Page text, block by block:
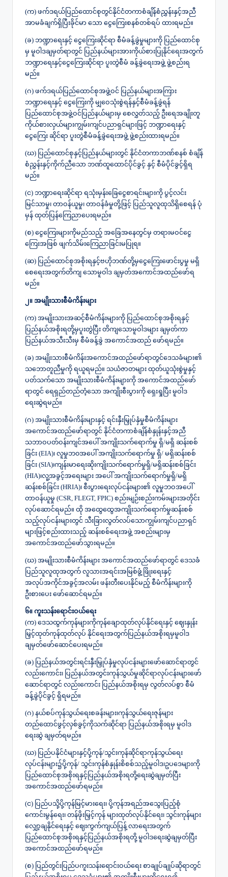
(က) ဖက်ဒရယ်ပြည်ထောင်စုတွင်နိုင်ငံတကာစံချိန်စံညွှန်းနှင့်အညီ
အာမခံချက်ရှိပြီးခိုင်မာ သော ငွေကြေးစနစ်တစ်ရပ် ထားရမည်။
(ခ) ဘဏ္ဍာရေးနှင့် ငွေကြေးဆိုင်ရာ စီမံခန့်ခွဲမှုများကို ပြည်ထောင်စု
မှ မူဝါဒချမှတ်ရာတွင် ပြည်နယ်များအားကိုယ်စားပြုနိုင်ရေးအတွက်
ဘဏ္ဍာရေးနှင့်ငွေကြေးဆိုင်ရာ ပူးတွဲစီမံ ခန့်ခွဲရေးအဖွဲ့ ဖွဲ့စည်းရ
မည်။
(ဂ) ဖက်ဒရယ်ပြည်ထောင်စုအဖွဲ့ဝင် ပြည်နယ်များအကြား
ဘဏ္ဍာရေးနှင့် ငွေကြေးကို မျှဝေသုံးစွဲရန်နှင့်စီမံခန့်ခွဲရန်
ပြည်ထောင်စုအဖွဲ့ဝင်ပြည်နယ်များမှ စေလွှတ်သည့် ဦးရေအချိုးတူ
ကိုယ်စားလှယ်များကျွမ်းကျင်ပညာရှင်များဖြင့် ဘဏ္ဍာရေးနှင့်
ငွေကြေး ဆိုင်ရာ ပူးတွဲစီမံခန့်ခွဲရေးအဖွဲ့ ဖွဲ့စည်းထားရမည်။
(ဃ) ပြည်ထောင်စုနှင့်ပြည်နယ်များတွင် နိုင်ငံတကာဘဏ်စနစ် စံချိန်
စံညွှန်းနှင့်ကိုက်ညီသော ဘဏ်ထူထောင်ပိုင်ခွင့် နှင့် စီမံပိုင်ခွင့်ရှိရ
မည်။
(င) ဘဏ္ဍာရေးဆိုင်ရာ ရသုံးမှန်းခြေငွေစာရင်းများကို ပွင့်လင်း
မြင်သာမှု၊ တာဝန်ယူမှု၊ တာဝန်ခံမှုတို့ဖြင့် ပြည်သူလူထုသိရှိစေရန် ပုံ
မှန် ထုတ်ပြန်ကြေညာပေးရမည်။
(စ) ငွေကြေးများကိုမည်သည့် အခြေအနေတွင်မှ တရားမဝင်ငွေ
ကြေးအဖြစ် ဖျက်သိမ်းကြေညာခြင်းမပြုရ။
(ဆ) ပြည်ထောင်စုအစိုးရနှင့်ဗဟိုဘဏ်တို့မှငွေကြေးဖောင်းပွမှု မရှိ
စေရေးအတွက်တိကျ သောမူဝါဒ ချမှတ်အကောင်အထည်ဖော်ရ
မည်။
၂။ အမျိုးသားစီမံကိန်းများ
(က) အမျိုးသားအဆင့်စီမံကိန်းများကို ပြည်ထောင်စုအစိုးရနှင့်
ပြည်နယ်အစိုးရတို့မှပူးတွဲပြီး တိကျသောမူဝါဒများ ချမှတ်ကာ
ပြည်နယ်အသီးသီးမှ စီမံခန့်ခွဲ အကောင်အထည် ဖော်ရမည်။
(ခ) အမျိုးသားစီမံကိန်းအကောင်အထည်ဖော်ရာတွင်ဒေသခံများ၏
သဘောတူညီမှုကို ရယူရမည်။ သယံဇာတများ ထုတ်ယူသုံးစွဲမှုနှင့်
ပတ်သက်သော အမျိုးသားစီမံကိန်းများကို အကောင်အထည်ဖော်
ရာတွင် ရေရှည်တည်တံ့သော အကျိုးစီးပွားကို ရှေးရှုပြီး မူဝါဒ
ရေးဆွဲရမည်။
(ဂ) အမျိုးသားစီမံကိန်းများနှင့် ရင်းနှီးမြှုပ်နှံမှုစီမံကိန်းများ
အကောင်အထည်ဖော်ရာတွင် နိုင်ငံတကာစံချိန်စံနှုန်းနှင့်အညီ
သဘာဝပတ်ဝန်းကျင်အပေါ် အကျိုးသက်ရောက်မှု ရှိ/မရှိ ဆန်းစစ်
ခြင်း (EIA)၊ လူမှုဘ၀အပေါ် အကျိုးသက်ရောက်မှု ရှိ/ မရှိဆန်းစစ်
ခြင်း (SIA)၊ကျန်းမာရေးဆိုးကျိုးသက်ရောက်မှုရှိ/မရှိဆန်းစစ်ခြင်း
(HIA)၊လူ့အခွင့်အရေးများ အပေါ် အကျိုးသက်ရောက်မှုရှိ/မရှိ
ဆန်းစစ်ခြင်း (HRIA)၊ စီးပွားရေးလုပ်ငန်းများ၏ လူမှုဘဝအပေါ်
တာဝန်ယူမှု (CSR, FLEGT, FPIC) စည်းမျဉ်းစည်းကမ်းများအတိုင်း
လုပ်ဆောင်ရမည်။ ထို အထွေထွေအကျိုးသက်ရောက်မှုဆန်းစစ်
သည့်လုပ်ငန်းများတွင် သီးခြားလွတ်လပ်သောကျွမ်းကျင်ပညာရှင်
များဖြင့်စည်းထားသည့် ဆန်းစစ်ရေးအဖွဲ့ အစည်းများမှ
အကောင်အထည်ဖော်သွားရမည်။
(ဃ) အမျိုးသားစီမံကိန်းများ အကောင်အထည်ဖော်ရာတွင် ဒေသခံ
ပြည်သူလူထုအတွက် လူသားအရင်းအမြစ်ဖွံ့ဖြိုးရေးနှင့်
အလုပ်အကိုင်အခွင့်အလမ်း ဖန်းတီးပေးနိုင်မည့် စီမံကိန်းများကို
ဦးစားပေး ဖော်ဆောင်ရမည်။
၆။ ကူးသန်းရောင်းဝယ်ရေး
(က) ဒေသထွက်ကုန်များကိုကုန်ချောထုတ်လုပ်နိုင်ရေးနှင့် ဈေးနှုန်း
မြှင့်ထုတ်ကုန်ထုတ်လုပ် နိုင်ရေးအတွက်ပြည်နယ်အစိုးရမှမူဝါဒ
ချမှတ်ဖော်ဆောင်ပေးရမည်။
(ခ) ပြည်နယ်အတွင်းရင်းနှီးမြှုပ်နှံမှုလုပ်ငန်းများဖော်ဆောင်ရာတွင်
လည်းကောင်း၊ ပြည်နယ်အတွင်းကုန်သွယ်မှုဆိုင်ရာလုပ်ငန်းများဖော်
ဆောင်ရာတွင် လည်းကောင်း ပြည်နယ်အစိုးရမှ လွတ်လပ်စွာ စီမံ
ခန့်ခွဲပိုင်ခွင့် ရှိရမည်။
(ဂ) နယ်စပ်ကုန်သွယ်ရေးစခန်းများ၊ကုန်သွယ်ရေးဇုန်များ
တည်ထောင်ဖွင့်လှစ်ခွင့်ကိုသက်ဆိုင်ရာ ပြည်နယ်အစိုးရမှ မူဝါဒ
ရေးဆွဲ ချမှတ်ရမည်။
(ဃ) ပြည်ပနိုင်ငံများနှင့်ပို့ကုန်/သွင်းကုန်ဆိုင်ရာကုန်သွယ်ရေး
လုပ်ငန်းများ၌ပို့ကုန်/ သွင်းကုန်စံနှုန်းစိစစ်သည့်မူဝါဒ၊ဥပဒေများကို
ပြည်ထောင်စုအစိုးရနှင့်ပြည်နယ်အစိုးရတို့ရေးဆွဲချမှတ်ပြီး
အကောင်အထည်ဖော်ရမည်။
(င) ပြည်ပသို့ပို့ကုန်မြင့်မားရေး၊ ပို့ကုန်အရည်အသွေးပြည့်စုံ
ကောင်းမွန်ရေး၊ တန်ဖိုးမြှင့်ကုန် များထုတ်လုပ်နိုင်ရေး၊ သွင်းကုန်များ
လျှော့ချနိုင်ရေးနှင့် ဈေးကွက်ကျယ်ပြန့် လာရေးအတွက်
ပြည်ထောင်စုအစိုးရနှင့်ပြည်နယ်အစိုးရတို့ မူဝါဒရေးဆွဲချမှတ်ပြီး
အကောင်အထည်ဖော်ရမည်။
(စ) ပြည်တွင်းပြည်ပကူးသန်းရောင်းဝယ်ရေး စာချုပ်ချုပ်ဆိုရာတွင်